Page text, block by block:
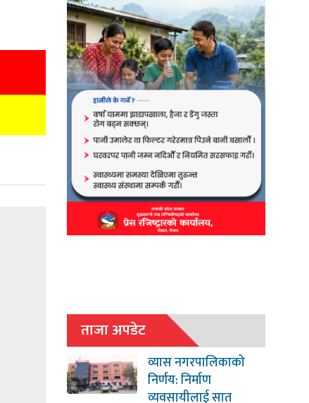
ताजा अपडेट
व्यास नगरपालिकाको
निर्णय: निर्माण
व्यवसायीलाई सात